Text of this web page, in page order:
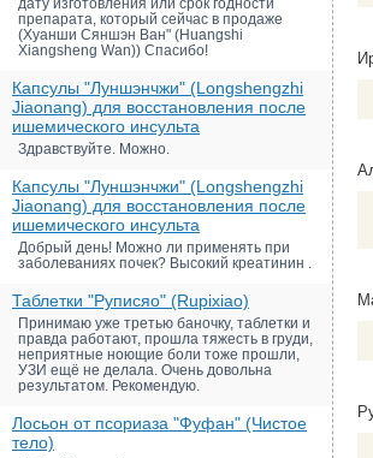
дату изготовления или срок годности
препарата, который сейчас в продаже
(Хуанши Сяншэн Ван" (Huangshi
Xiangsheng Wan)) Спасибо!
Капсулы "Луншэнчжи" (Longshengzhi
Jiaonang) для восстановления после
ишемического инсульта
Здравствуйте. Можно.
Капсулы "Луншэнчжи" (Longshengzhi
Jiaonang) для восстановления после
ишемического инсульта
Добрый день! Можно ли применять при
заболеваниях почек? Высокий креатинин .
Таблетки "Руписяо" (Rupixiao)
Принимаю уже третью баночку, таблетки и
правда работают, прошла тяжесть в груди,
неприятные ноющие боли тоже прошли,
УЗИ ещё не делала. Очень довольна
результатом. Рекомендую.
Лосьон от псориаза "Фуфан" (Чистое
тело)